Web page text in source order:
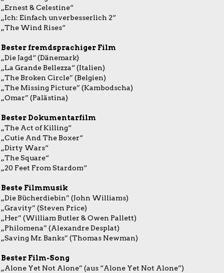
„Ernest & Celestine“
„Ich: Einfach unverbesserlich 2“
„The Wind Rises“
Bester fremdsprachiger Film
„Die Jagd“ (Dänemark)
„La Grande Bellezza“ (Italien)
„The Broken Circle” (Belgien)
„The Missing Picture” (Kambodscha)
„Omar” (Palästina)
Bester Dokumentarfilm
„The Act of Killing“
„Cutie And The Boxer“
„Dirty Wars“
„The Square“
„20 Feet From Stardom“
Beste Filmmusik
„Die Bücherdiebin” (John Williams)
„Gravity” (Steven Price)
„Her” (William Butler & Owen Pallett)
„Philomena” (Alexandre Desplat)
„Saving Mr. Banks” (Thomas Newman)
Bester Film-Song
„Alone Yet Not Alone” (aus “Alone Yet Not Alone”)